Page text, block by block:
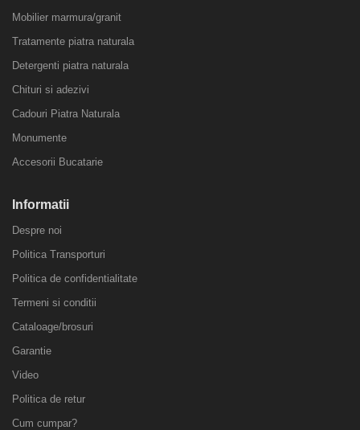
Mobilier marmura/granit
Tratamente piatra naturala
Detergenti piatra naturala
Chituri si adezivi
Cadouri Piatra Naturala
Monumente
Accesorii Bucatarie
Informatii
Despre noi
Politica Transporturi
Politica de confidentialitate
Termeni si conditii
Cataloage/brosuri
Garantie
Video
Politica de retur
Cum cumpar?